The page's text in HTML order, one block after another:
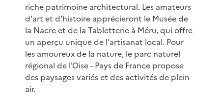
riche patrimoine architectural. Les amateurs
d'art et d'histoire apprécieront le Musée de
la Nacre et de la Tabletterie à Méru, qui offre
un aperçu unique de l'artisanat local. Pour
les amoureux de la nature, le parc naturel
régional de l'Oise - Pays de France propose
des paysages variés et des activités de plein
air.